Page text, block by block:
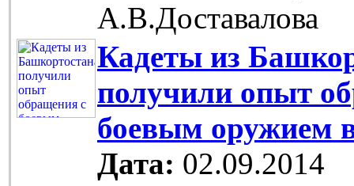
А.В.Доставалова
Кадеты из
получили опыт
боевым оружием
Дата: 02.09.2014